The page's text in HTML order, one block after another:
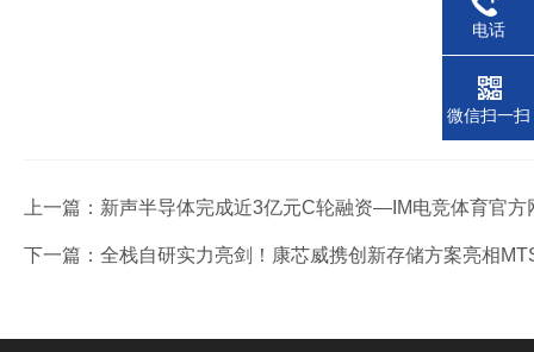
上一篇： 新声半导体完成近3亿元C轮融资—IM电竞体育官方
下一篇： 全栈自研实力亮剑！康芯威携创新存储方案亮相
电话
微信扫一扫